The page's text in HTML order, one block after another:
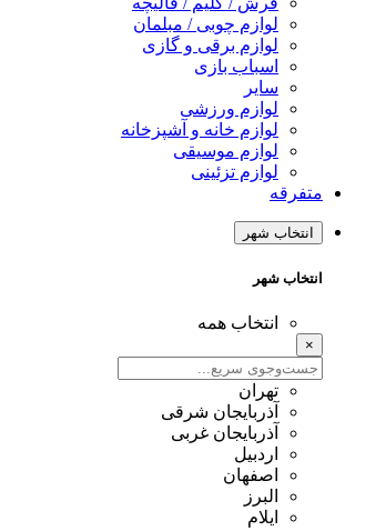
لوازم چوبی / مبلمان
لوازم برقی و گازی
اسباب بازی
سایر
لوازم ورزشی
لوازم خانه و آشپزخانه
لوازم موسیقی
لوازم تزئینی
متفرقه
انتخاب شهر
انتخاب شهر
انتخاب همه
×
تهران
آذربایجان شرقی
آذربایجان غربی
اردبیل
اصفهان
البرز
ایلام